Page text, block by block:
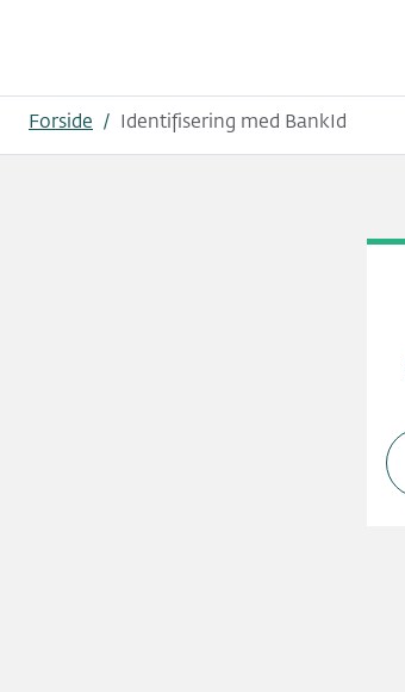
Forside / Identifisering med BankId